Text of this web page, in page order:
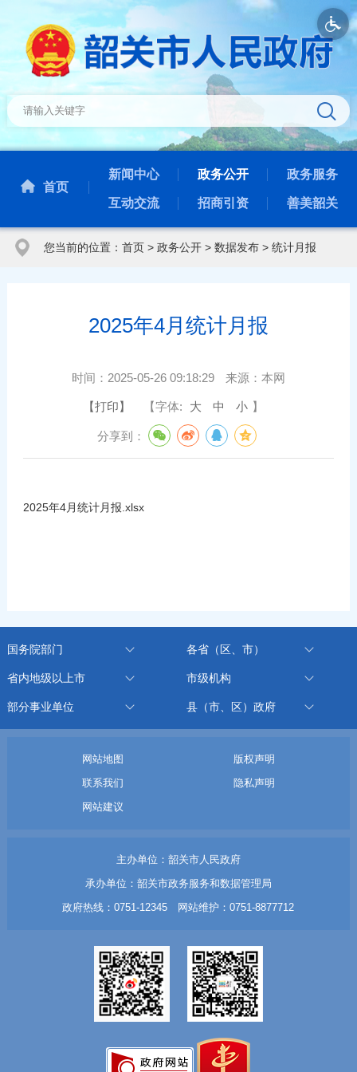
首页
新闻中心 政务公开 政务服务
互动交流 招商引资 善美韶关
您当前的位置： 首页> 政务公开> 数据发布> 统计月报
2025年4月统计月报
时间： 2025-05-26 09:18:29 来源： 本网
【打印】 【字体: 大 中 小 】
分享到：
2025年4月统计月报.xlsx
国务院部门 各省（区、市）
省内地级以上市 市级机构
部分事业单位 县（市、区）政府
网站地图
版权声明
联系我们
隐私声明
网站建议
主办单位：韶关市人民政府
承办单位：韶关市政务服务和数据管理局
政府热线：0751-12345 网站维护：0751-8877712